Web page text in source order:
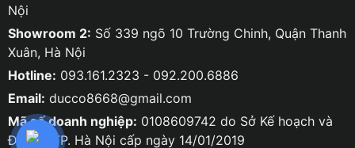
Nội
Showroom 2: Số 339 ngõ 10 Trường Chinh, Quận Thanh
Xuân, Hà Nội
Hotline: 093.161.2323 - 092.200.6886
Email: ducco8668@gmail.com
Mã số doanh nghiệp: 0108609742 do Sở Kế hoạch và
Đầu tư TP. Hà Nội cấp ngày 14/01/2019